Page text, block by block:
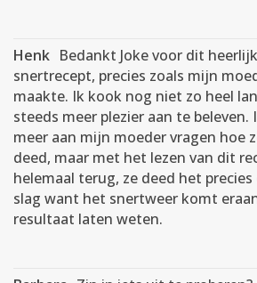
Henk Bedankt Joke voor dit
snertrecept, precies zoals mijn
maakte. Ik kook nog niet zo heel
steeds meer plezier aan te
meer aan mijn moeder vragen hoe
deed, maar met het lezen van dit
helemaal terug, ze deed het
slag want het snertweer komt
resultaat laten weten.